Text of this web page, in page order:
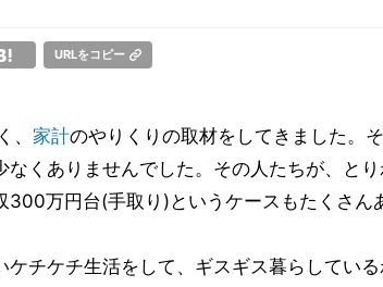
URLをコピー
、 家計のやりくりの取材をしてきました。
なくありませんでした。その人たちが、とり
300万円台(手取り)というケースもたくさん
ケチケチ生活をして、ギスギス暮らしてい